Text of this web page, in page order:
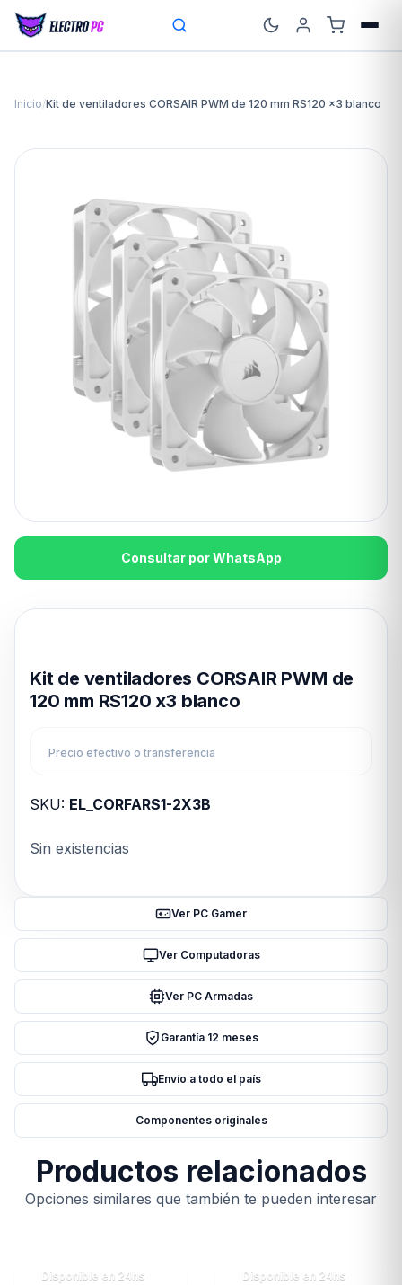
Inicio/Kit de ventiladores CORSAIR PWM de 120 mm RS120 x3 blanco
Consultar por WhatsApp
Kit de ventiladores CORSAIR PWM de
120 mm RS120 x3 blanco
Precio efectivo o transferencia
SKU: EL_CORFARS1-2X3B
Sin existencias
Ver PC Gamer
Ver Computadoras
Ver PC Armadas
Garantía 12 meses
Envío a todo el país
Componentes originales
Productos relacionados
Opciones similares que también te pueden interesar
Disponible en 24hs Disponible en 24hs